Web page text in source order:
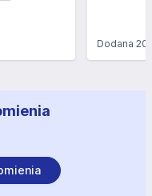
Dodana20